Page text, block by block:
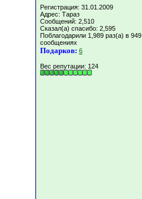
Регистрация: 31.01.2009
Адрес: Тараз
Сообщений: 2,510
Сказал(а) спасибо: 2,595
Поблагодарили 1,989 раз(а) в 949
сообщениях
Подарков: 6
Вес репутации: 124